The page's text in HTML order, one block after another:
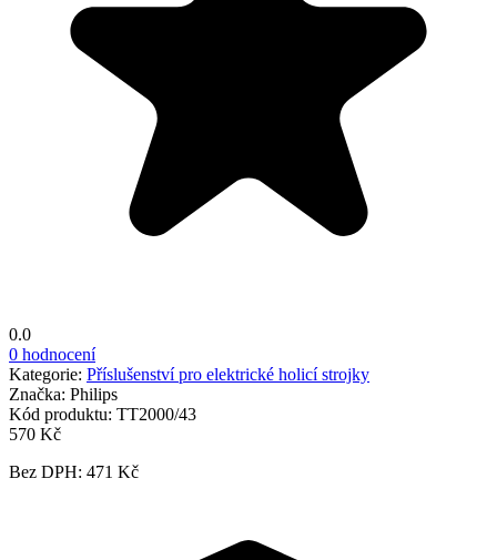
0.0
0 hodnocení
Kategorie: Příslušenství pro elektrické holicí strojky
Značka: Philips
Kód produktu: TT2000/43
570 Kč
Bez DPH: 471 Kč